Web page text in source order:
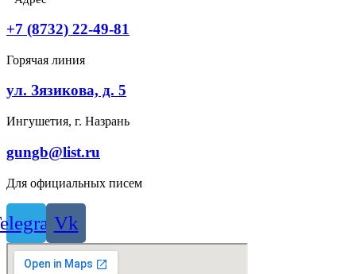
+7 (8732) 22-49-81
Горячая линия
ул. Зязикова, д. 5
Ингушетия, г. Назрань
gungb@list.ru
Для официальных писем
Vk